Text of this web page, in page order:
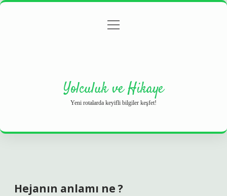
Gizlilik Politikası
menüyü
Yolculuk ve Hikaye
Yeni rotalarda keyifli bilgiler keşfet!
Hejanın anlamı ne ?